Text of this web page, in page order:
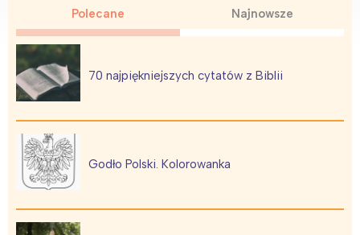
Polecane Najnowsze
70 najpiękniejszych cytatów z Biblii
Godło Polski. Kolorowanka